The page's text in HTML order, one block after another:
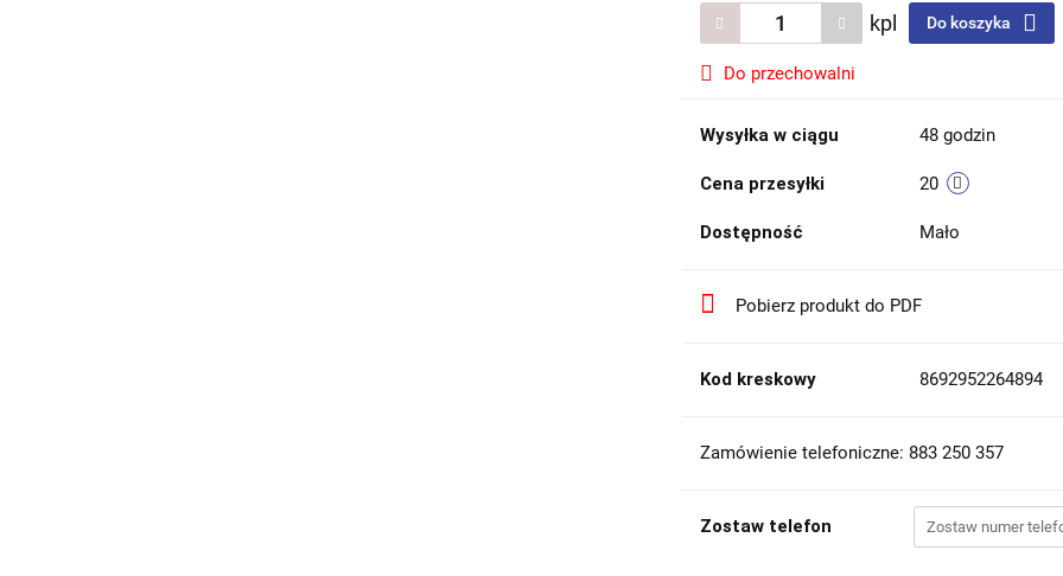
kpl Do koszyka
Do przechowalni
Wysyłka w ciągu 48 godzin
Cena przesyłki 20
Dostępność Mało
Pobierz produkt do PDF
Kod kreskowy 8692952264894
Zamówienie telefoniczne: 883 250 357
Zostaw telefon